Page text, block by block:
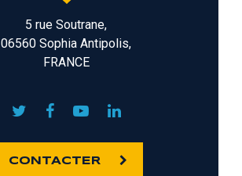
5 rue Soutrane,
06560 Sophia Antipolis,
FRANCE
CONTACTER